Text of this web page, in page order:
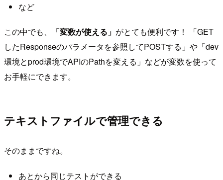
など
この中でも、 「変数が使える」 がとても便利です！ 「GET
したResponseのパラメータを参照してPOSTする」や「dev
環境とprod環境でAPIのPathを変える」などが変数を使って
お手軽にできます。
テキストファイルで管理できる
そのままですね。
あとから同じテストができる